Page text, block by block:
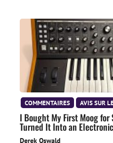
COMMENTAIRES AVIS SUR
I Bought My First Moog
Turned It Into an
Derek Oswald